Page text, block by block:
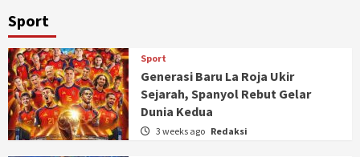
Sport
Sport
Generasi Baru La Roja Ukir
Sejarah, Spanyol Rebut Gelar
Dunia Kedua
3 weeks ago Redaksi